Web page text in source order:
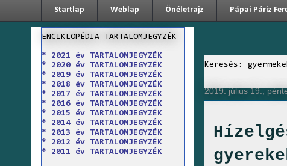
Startlap Weblap Önéletrajz Pápai Páriz
Keresés:
2019. július 19.,
ENCIKLOPÉDIA TARTALOMJEGYZÉK
* 2021 év TARTALOMJEGYZÉK
* 2020 év TARTALOMJEGYZÉK
* 2019 év TARTALOMJEGYZÉK
* 2018 év TARTALOMJEGYZÉK
* 2017 év TARTALOMJEGYZÉK
* 2016 év TARTALOMJEGYZÉK
* 2015 év TARTALOMJEGYZÉK
* 2014 év TARTALOMJEGYZÉK
* 2013 év TARTALOMJEGYZÉK
* 2012 év TARTALOMJEGYZÉK
* 2011 év TARTALOMJEGYZÉK